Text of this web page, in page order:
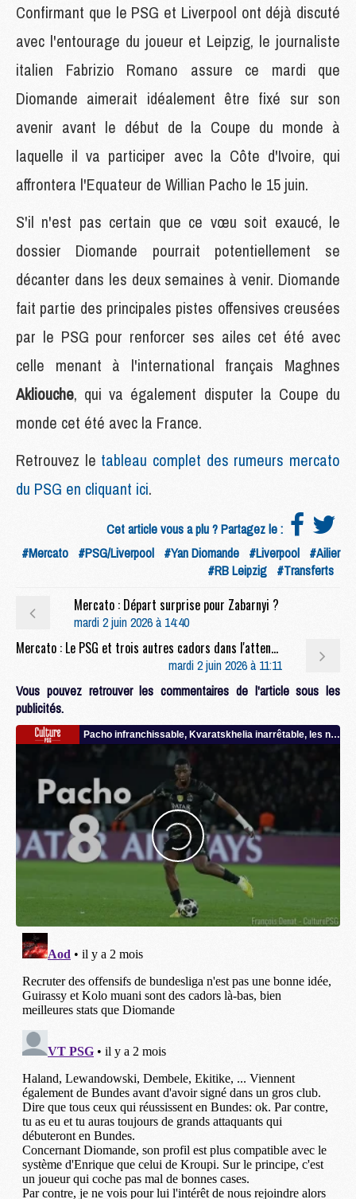
Confirmant que le PSG et Liverpool ont déjà discuté
avec l'entourage du joueur et Leipzig, le journaliste
italien Fabrizio Romano assure ce mardi que
Diomande aimerait idéalement être fixé sur son
avenir avant le début de la Coupe du monde à
laquelle il va participer avec la Côte d'Ivoire, qui
affrontera l'Equateur de Willian Pacho le 15 juin.
S'il n'est pas certain que ce vœu soit exaucé, le
dossier Diomande pourrait potentiellement se
décanter dans les deux semaines à venir. Diomande
fait partie des principales pistes offensives creusées
par le PSG pour renforcer ses ailes cet été avec
celle menant à l'international français Maghnes
Akliouche, qui va également disputer la Coupe du
monde cet été avec la France.
Retrouvez le tableau complet des rumeurs mercato
du PSG en cliquant ici.
Cet article vous a plu ? Partagez le :
#Mercato #PSG/Liverpool #Yan Diomande #Liverpool #Ailier
#RB Leipzig #Transferts
Mercato : Départ surprise pour Zabarnyi ?
mardi 2 juin 2026 à 14:40
Mercato : Le PSG et trois autres cadors dans l'attente du prix de Kroupi
mardi 2 juin 2026 à 11:11
Vous pouvez retrouver les commentaires de l'article sous les
publicités.